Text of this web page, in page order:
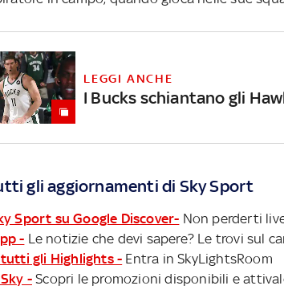
LEGGI ANCHE
I Bucks schiantano gli
gli aggiornamenti di Sky Sport
Sport su Google Discover- Non perderti
- Le notizie che devi sapere? Le trovi sul
gli Highlights - Entra in SkyLightsRoom
-Scopri le promozioni disponibili e